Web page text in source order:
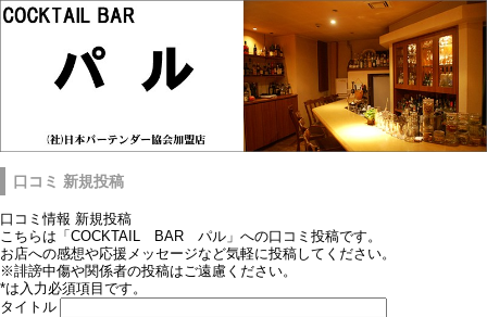
口コミ 新規投稿
口コミ情報 新規投稿
こちらは「COCKTAIL BAR パル」への口コミ投稿です。
お店への感想や応援メッセージなど気軽に投稿してください。
※誹謗中傷や関係者の投稿はご遠慮ください。
*は入力必須項目です。
タイトル